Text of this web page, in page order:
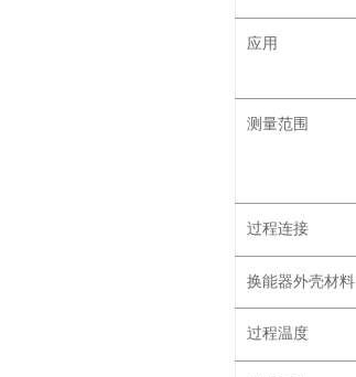
应用
测量范围
过程连接
换能器外壳材料
过程温度